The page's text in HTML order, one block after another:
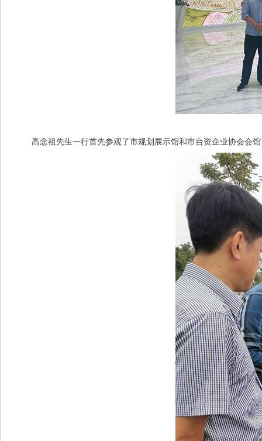
高念祖先生一行首先参观了市规划展示馆和市台资企业协会会